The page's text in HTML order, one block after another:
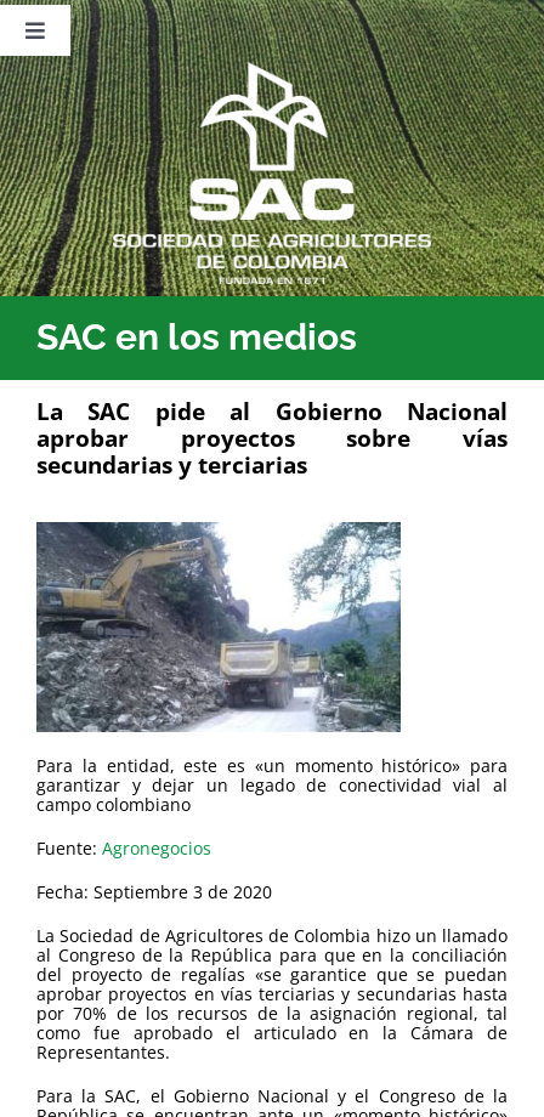
Saltar
contenido
Toggle
Navigation
Nosotros
Publicaciones
Sala de Prensa
Eventos
SAC en los medios
La SAC pide al Gobierno Nacional
aprobar proyectos sobre vías
secundarias y terciarias
Para la entidad, este es «un momento histórico» para
garantizar y dejar un legado de conectividad vial al
campo colombiano
Fuente: Agronegocios
Fecha: Septiembre 3 de 2020
La Sociedad de Agricultores de Colombia hizo un llamado
al Congreso de la República para que en la conciliación
del proyecto de regalías «se garantice que se puedan
aprobar proyectos en vías terciarias y secundarias hasta
por 70% de los recursos de la asignación regional, tal
como fue aprobado el articulado en la Cámara de
Representantes.
Para la SAC, el Gobierno Nacional y el Congreso de la